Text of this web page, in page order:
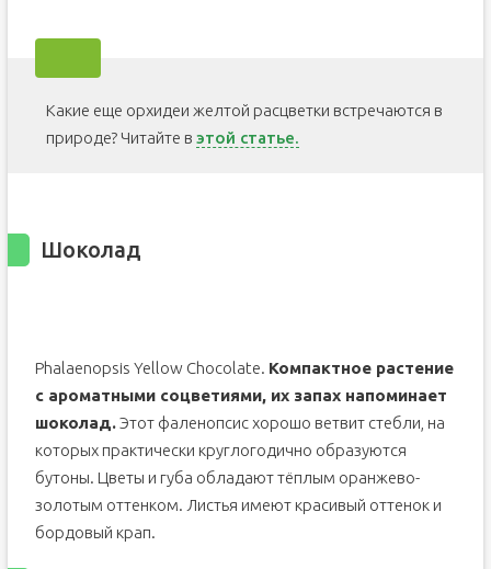
Какие еще орхидеи желтой расцветки встречаются в
природе? Читайте в этой статье.
Шоколад
Phalaenopsis Yellow Chocolate. Компактное растение
с ароматными соцветиями, их запах напоминает
шоколад.Этот фаленопсис хорошо ветвит стебли, на
которых практически круглогодично образуются
бутоны. Цветы и губа обладают тёплым оранжево-
золотым оттенком. Листья имеют красивый оттенок и
бордовый крап.